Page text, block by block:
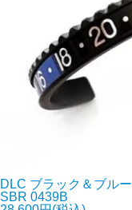
DLC ブラック＆ブルー
SBR 0439B